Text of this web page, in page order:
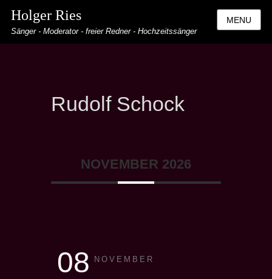
Holger Ries
Sänger - Moderator - freier Redner - Hochzeitssänger
MENU
Rudolf Schock
NOVEMBER 2026
08 NOVEMBER